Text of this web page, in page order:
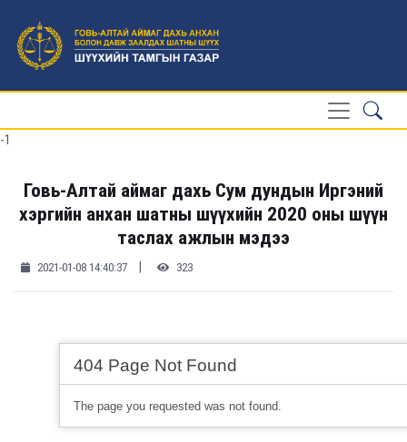
-1
Говь-Алтай аймаг дахь Сум дундын Иргэний
хэргийн анхан шатны шүүхийн 2020 оны шүүн
таслах ажлын мэдээ
2021-01-08 14:40:37 | 323